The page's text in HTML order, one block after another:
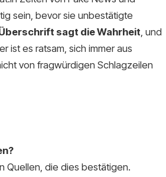
sein, bevor sie unbestätigte
sagt die Wahrheit , und
ist es ratsam, sich immer aus
von fragwürdigen Schlagzeilen
Quellen, die dies bestätigen.